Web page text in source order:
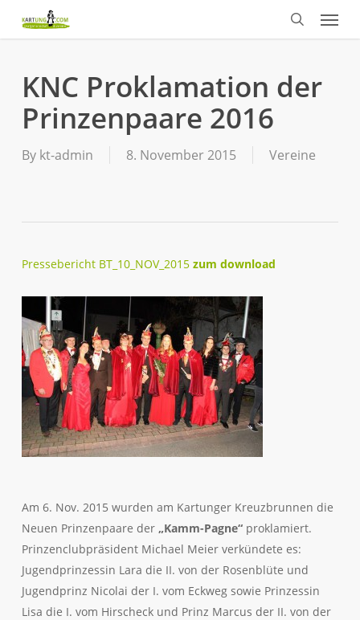
search
Menu
KNC Proklamation der
Prinzenpaare 2016
By kt-admin 8. November 2015 Vereine
Pressebericht BT_10_NOV_2015 zum download
Am 6. Nov. 2015 wurden am Kartunger Kreuzbrunnen die
Neuen Prinzenpaare der „Kamm-Pagne“proklamiert.
Prinzenclubpräsident Michael Meier verkündete es:
Jugendprinzessin Lara die II. von der Rosenblüte und
Jugendprinz Nicolai der I. vom Eckweg sowie Prinzessin
Lisa die I. vom Hirscheck und Prinz Marcus der II. von der